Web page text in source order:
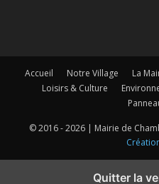
Accueil Notre Village La
Loisirs & Culture
© 2016 - 2026 | Mairie de
Quitter la